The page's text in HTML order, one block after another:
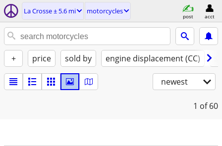
La Crosse ± 5.6 mi motorcycles
post acct
+ price sold by engine displacement (CC)
newest
1 of 60